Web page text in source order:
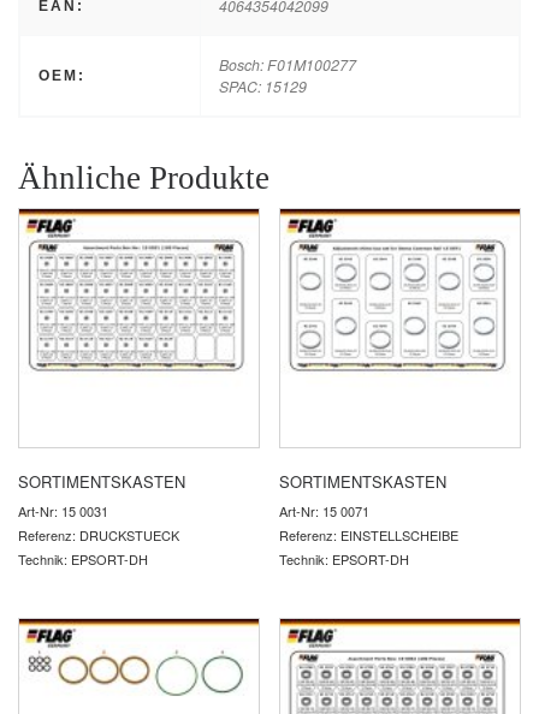
EAN: 4064354042099
OEM:
Bosch: F01M100277
SPAC: 15129
Ähnliche Produkte
SORTIMENTSKASTEN
Art-Nr: 15 0031
Referenz: DRUCKSTUECK
Technik: EPSORT-DH
SORTIMENTSKASTEN
Art-Nr: 15 0071
Referenz: EINSTELLSCHEIBE
Technik: EPSORT-DH